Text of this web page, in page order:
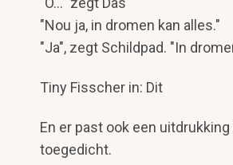
"Nou ja, in dromen kan alles."
"Ja", zegt Schildpad. "In
Tiny Fisscher in: Dit
En er past ook een
toegedicht.